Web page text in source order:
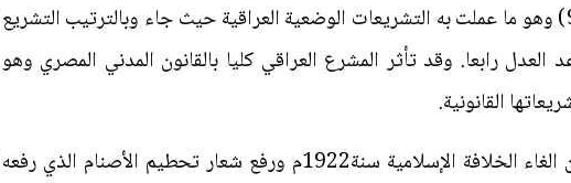
ثالثا بعد نصوص القانون الوضعي والعرف (م.ن،ص93) وهو ما عملت به التشريعات الوضعية العراقية حيث جاء وبالترتيب
العدل رابعا. وقد تأثر المشرع العراقي كليا بالقانون المدني المصري
القانونية.
وكان أخطر اعلان لإلغاء الشريعة الإسلامية هو اعلان الغاء الخلافة الإسلامية سنة1922م ورفع شعار